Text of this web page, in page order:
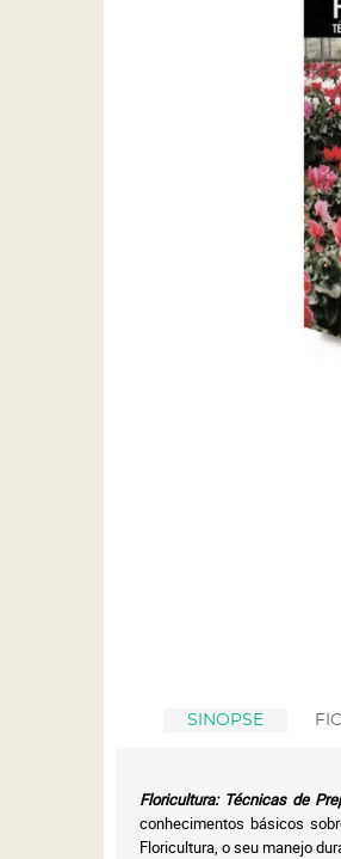
SINOPSE
Floricultura: Técnicas de
conhecimentos básicos
Floricultura, o seu manejo